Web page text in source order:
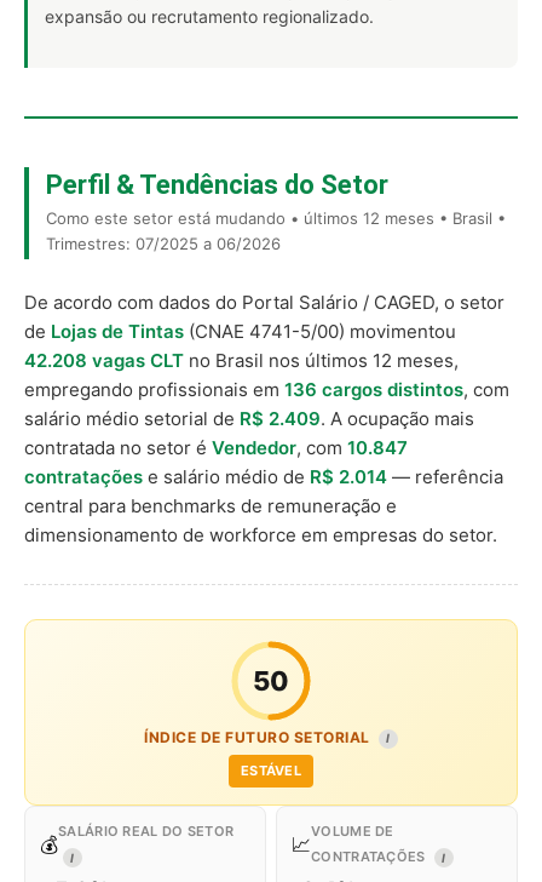
expansão ou recrutamento regionalizado.
Perfil & Tendências do Setor
Como este setor está mudando • últimos 12 meses • Brasil •
Trimestres: 07/2025 a 06/2026
De acordo com dados do Portal Salário / CAGED, o setor
de Lojas de Tintas (CNAE 4741-5/00) movimentou
42.208 vagas CLT no Brasil nos últimos 12 meses,
empregando profissionais em 136 cargos distintos, com
salário médio setorial de R$ 2.409. A ocupação mais
contratada no setor é Vendedor, com 10.847
contratações e salário médio de R$ 2.014 — referência
central para benchmarks de remuneração e
dimensionamento de workforce em empresas do setor.
50
ÍNDICE DE FUTURO SETORIAL I
ESTÁVEL
💰
SALÁRIO REAL DO SETOR
I
📈
VOLUME DE
CONTRATAÇÕES
I